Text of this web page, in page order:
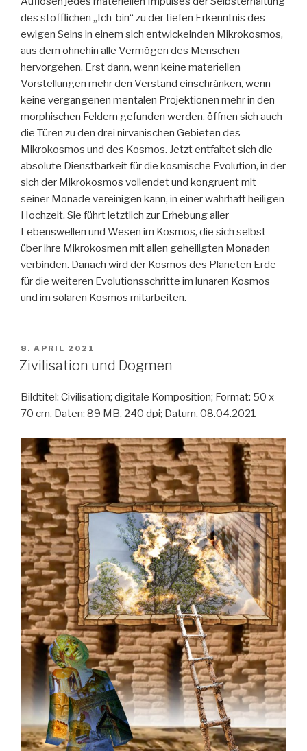
des stofflichen „Ich-bin“ zu der tiefen Erkenntnis des
ewigen Seins in einem sich entwickelnden Mikrokosmos,
aus dem ohnehin alle Vermögen des Menschen
hervorgehen. Erst dann, wenn keine materiellen
Vorstellungen mehr den Verstand einschränken, wenn
keine vergangenen mentalen Projektionen mehr in den
morphischen Feldern gefunden werden, öffnen sich auch
die Türen zu den drei nirvanischen Gebieten des
Mikrokosmos und des Kosmos. Jetzt entfaltet sich die
absolute Dienstbarkeit für die kosmische Evolution, in der
sich der Mikrokosmos vollendet und kongruent mit
seiner Monade vereinigen kann, in einer wahrhaft heiligen
Hochzeit. Sie führt letztlich zur Erhebung aller
Lebenswellen und Wesen im Kosmos, die sich selbst
über ihre Mikrokosmen mit allen geheiligten Monaden
verbinden. Danach wird der Kosmos des Planeten Erde
für die weiteren Evolutionsschritte im lunaren Kosmos
und im solaren Kosmos mitarbeiten.
VERÖFFENTLICHT
AM
8. APRIL 2021
Zivilisation und Dogmen
Bildtitel: Civilisation; digitale Komposition; Format: 50 x
70 cm, Daten: 89 MB, 240 dpi; Datum. 08.04.2021